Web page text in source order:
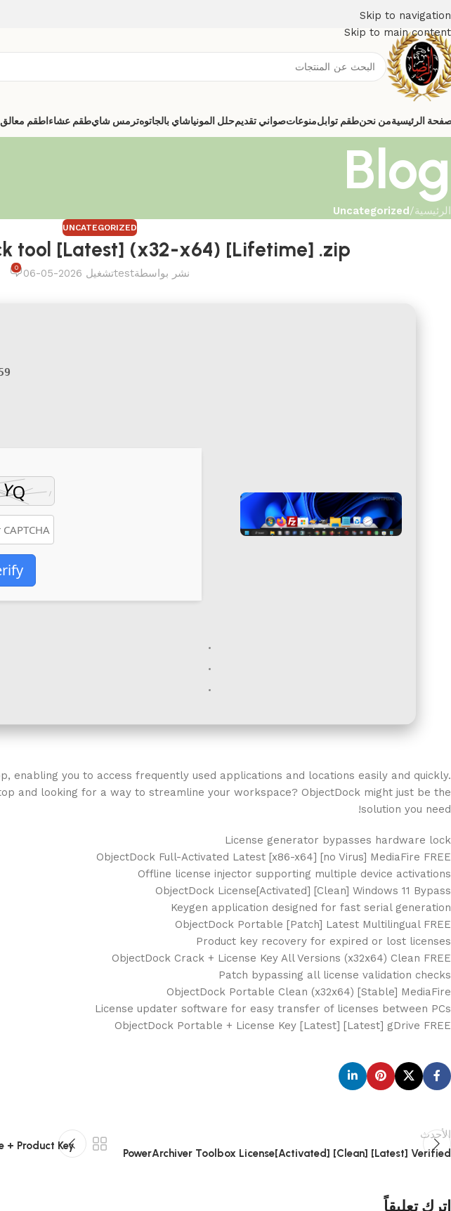
Skip to navigation
Skip to main content
الرئيسيةمن نحنطقم توابلمنوعاتصواني تقديمحلل المونياشاي بالجاتوهترمس شايطقم عشاء اطقم معالق
Blog
الرئيسية/
Uncategorized
UNCATEGORIZED
tool [Latest] (x32-x64) [Lifetime] .zip
نشر بواسطةtestتشغيل 2026-05-06 0
enabling you to access frequently used applications and locations easily and quickly.
and looking for a way to streamline your workspace? ObjectDock might just be the
solution you need!
License generator bypasses hardware lock
ObjectDock Full-Activated Latest [x86-x64] [no Virus] MediaFire FREE
Offline license injector supporting multiple device activations
ObjectDock License[Activated] [Clean] Windows 11 Bypass
Keygen application designed for fast serial generation
ObjectDock Portable [Patch] Latest Multilingual FREE
Product key recovery for expired or lost licenses
ObjectDock Crack + License Key All Versions (x32x64) Clean FREE
Patch bypassing all license validation checks
ObjectDock Portable Clean (x32x64) [Stable] MediaFire
License updater software for easy transfer of licenses between PCs
ObjectDock Portable + License Key [Latest] [Latest] gDrive FREE
الأحدث
PowerArchiver Toolbox License[Activated] [Clean] [Latest] Verified
+ Product Key
اترك تعليقاً